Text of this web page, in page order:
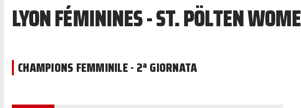
LYON FÉMININES - ST. PÖLTEN
CHAMPIONS FEMMINILE · 2ª GIORNATA